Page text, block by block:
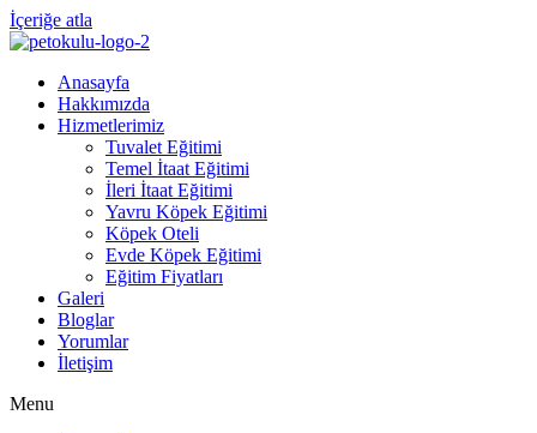
İçeriğe atla
Anasayfa
Hakkımızda
Hizmetlerimiz
Tuvalet Eğitimi
Temel İtaat Eğitimi
İleri İtaat Eğitimi
Yavru Köpek Eğitimi
Köpek Oteli
Evde Köpek Eğitimi
Eğitim Fiyatları
Galeri
Bloglar
Yorumlar
İletişim
Menu